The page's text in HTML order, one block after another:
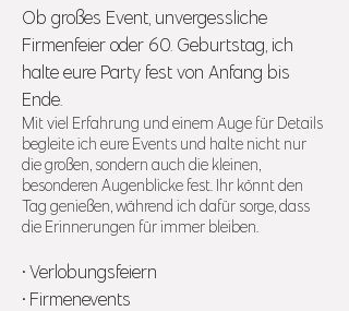
Ob großes Event, unvergessliche
Firmenfeier oder 60. Geburtstag, ich
halte eure Party fest von Anfang bis
Ende.
Mit viel Erfahrung und einem Auge für Details
begleite ich eure Events und halte nicht nur
die großen, sondern auch die kleinen,
besonderen Augenblicke fest. Ihr könnt den
Tag genießen, während ich dafür sorge, dass
die Erinnerungen für immer bleiben.
• Verlobungsfeiern
• Firmenevents